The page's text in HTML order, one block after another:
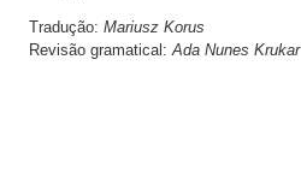
Tradução: Mariusz Korus
Revisão gramatical:Ada Nunes Krukar